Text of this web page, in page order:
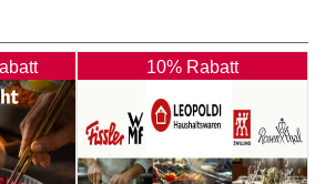
10% Rabatt